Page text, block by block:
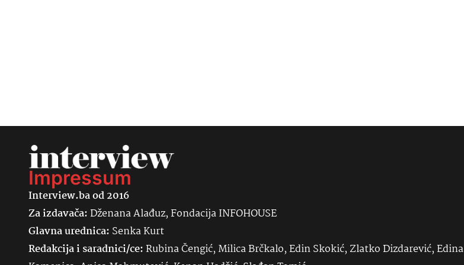
Impressum
Interview.ba od 2016
Za izdavača:Dženana Alađuz, Fondacija INFOHOUSE
Glavna urednica: SenkaKurt
Redakcija i saradnici/ce:Rubina Čengić, Milica Brčkalo, Edin Skokić, Zlatko Dizdarević, Edina